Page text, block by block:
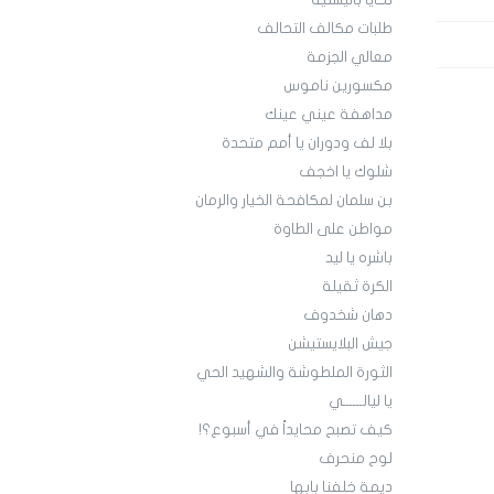
طلبات مكالف التحالف
معالي الجزمة
مكسورين ناموس
مداهفة عيني عينك
بلا لف ودوران يا أمم متحدة
شلوك يا اخجف
بن سلمان لمكافحة الخيار والرمان
مواطن على الطاوة
باشره يا ليد
الكرة ثقيلة
دهان شخدوف
جيش البلايستيشن
الثورة الملطوشة والشهيد الحي
يا ليالــــــي
كيف تصبح محايداً في أسبوع؟!
لوح منحرف
ديمة خلفنا بابها